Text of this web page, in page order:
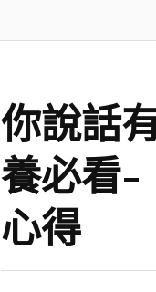
你說話
養必看-
心得